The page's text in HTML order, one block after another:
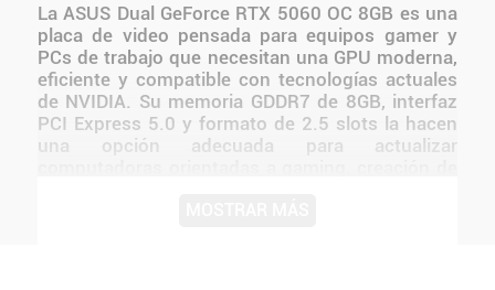
La ASUS Dual GeForce RTX 5060 OC 8GB es una
placa de video pensada para equipos gamer y
PCs de trabajo que necesitan una GPU moderna,
eficiente y compatible con tecnologías actuales
de NVIDIA. Su memoria GDDR7 de 8GB, interfaz
PCI Express 5.0 y formato de 2.5 slots la hacen
una opción adecuada para actualizar